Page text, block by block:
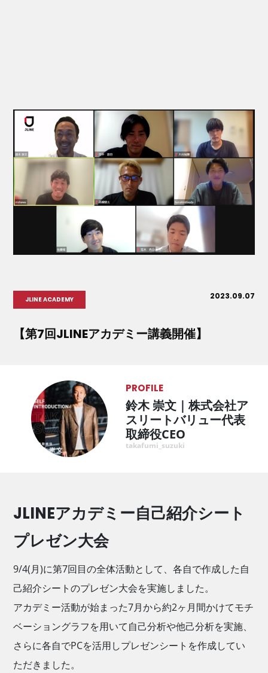
JLINE ACADEMY 2023.09.07
【第7回JLINEアカデミー講義開催】
PROFILE
鈴木 崇文｜株式会社ア
スリートバリュー代表
取締役CEO
takafumi_suzuki
JLINEアカデミー自己紹介シート
プレゼン大会
9/4(月)に第7回目の全体活動として、各自で作成した自
己紹介シートのプレゼン大会を実施しました。
アカデミー活動が始まった7月から約2ヶ月間かけてモチ
ベーショングラフを用いて自己分析や他己分析を実施、
さらに各自でPCを活用しプレゼンシートを作成してい
ただきました。